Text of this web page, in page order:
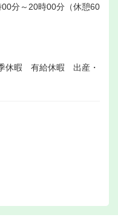
分～20時00分（休憩60
休暇 有給休暇 出産・